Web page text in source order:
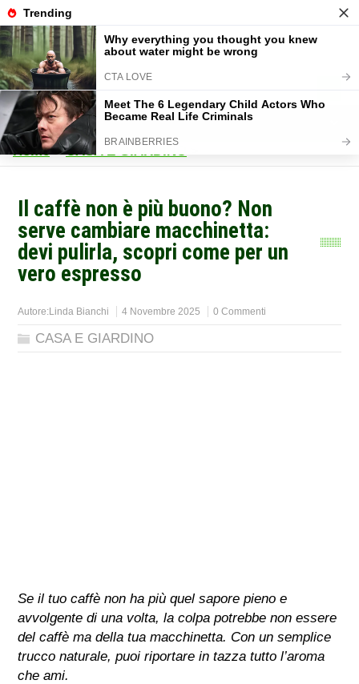
Home>CASA E GIARDINO
Il caffè non è più buono? Non
serve cambiare macchinetta:
devi pulirla, scopri come per un
vero espresso
Autore:Linda Bianchi 4 Novembre 2025 0 Commenti
CASA E GIARDINO
Se il tuo caffè non ha più quel sapore pieno e
avvolgente di una volta, la colpa potrebbe non essere
del caffè ma della tua macchinetta. Con un semplice
trucco naturale, puoi riportare in tazza tutto l’aroma
che ami.